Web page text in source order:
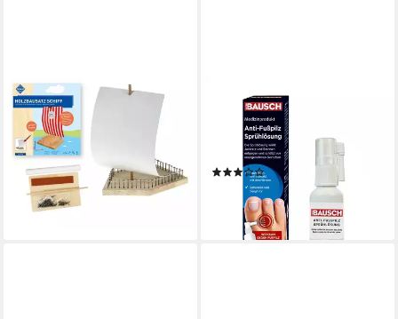
PETER BAUSCH
Spiel PEBARO 468 -
Holzbausatz Schiff, 65 Teile,
Bastelset
16,99 €
lieferbar - in 2-3 Werktagen bei dir
PETER BAUSCH
Fußpflegespray Bausch
Fußspray gegen Fußpilz,
0725/68
(1)
12,95 €
(51,80 €/ 100 ml)
lieferbar - in 3-4 Werktagen bei dir